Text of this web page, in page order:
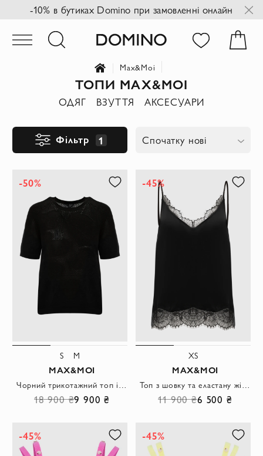
-10% в бутиках Domino при замовленні онлайн
Max&Moi
ТОПИ MAX&MOI
ОДЯГ ВЗУТТЯ АКСЕСУАРИ
Фільтр 1 Спочатку нові
-50%
S M
MAX&MOI
Чорний трикотажний топ із кашеміру шовку та вовни з фактурним малюнком
18 900 ₴9 900 ₴
-45%
XS
MAX&MOI
Топ з шовку та еластану жіночий чорний
11 900 ₴6 500 ₴
-45% -45%